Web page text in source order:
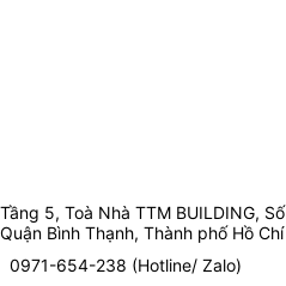
Tầng 5, Toà Nhà TTM BUILDING,
Quận Bình Thạnh, Thành phố Hồ
0971-654-238 (Hotline/ Zalo)